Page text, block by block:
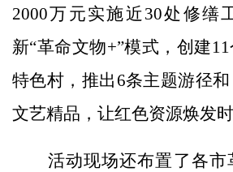
2000万元实施近30处修缮
新“革命文物+”模式，创建
特色村，推出6条主题游径
文艺精品，让红色资源焕发时
活动现场还布置了各市